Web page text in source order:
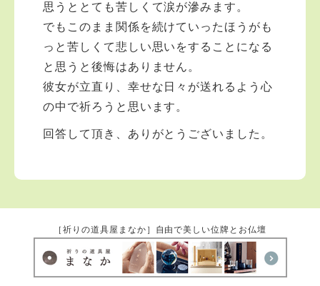
思うととても苦しくて涙が滲みます。
でもこのまま関係を続けていったほうがも
っと苦しくて悲しい思いをすることになる
と思うと後悔はありません。
彼女が立直り、幸せな日々が送れるよう心
の中で祈ろうと思います。
回答して頂き、ありがとうございました。
［祈りの道具屋まなか］自由で美しい位牌とお仏壇